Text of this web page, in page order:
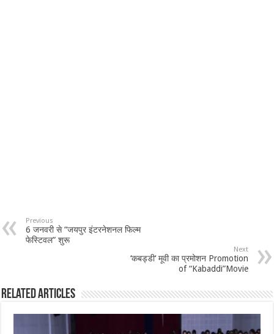
Previous
6 जनवरी से “जयपुर इंटरनेशनल फिल्म
फेस्टिवल” शुरू
Next
‘कबड्डी‘ मूवी का प्रमोशन Promotion
of “Kabaddi”Movie
Related Articles